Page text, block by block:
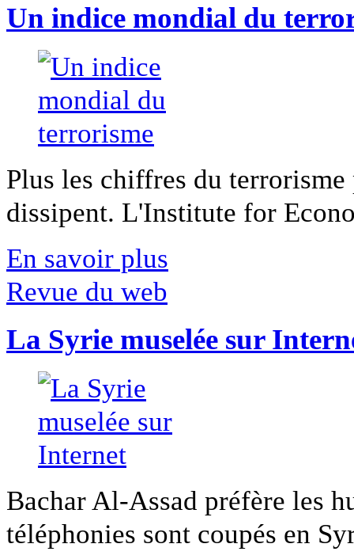
Un indice mondial du
Plus les chiffres du
dissipent. L'Institute for
En savoir plus
Revue du web
La Syrie muselée sur
Bachar Al-Assad préfère les
téléphonies sont coupés en